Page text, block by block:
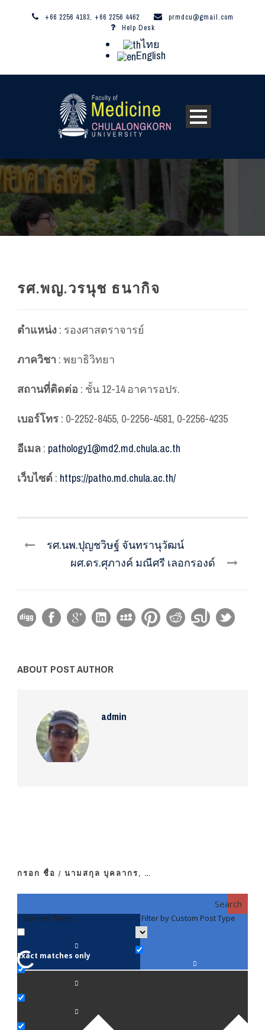
+66 2256 4183, +66 2256 4462
prmdcu@gmail.com
Help Desk
ไทย
English
รศ.พญ.วรนุช ธนากิจ
ตำแหน่ง : รองศาสตราจารย์
ภาควิชา : พยาธิวิทยา
สถานที่ติดต่อ : ชั้น 12-14 อาคารอปร.
เบอร์โทร : 0-2252-8455, 0-2256-4581, 0-2256-4235
อีเมล : pathology1@md2.md.chula.ac.th
เว็บไซต์ : https://patho.md.chula.ac.th/
รศ.นพ.ปุญชวิษฐ์ จันทรานุวัฒน์
ผศ.ดร.ศุภางค์ มณีศรี เลอกรองด์
ABOUT POST AUTHOR
admin
กรอก ชื่อ / นามสกุล บุคลากร, …
Search
Generic filters
Exact matches only
Filter by Custom Post Type